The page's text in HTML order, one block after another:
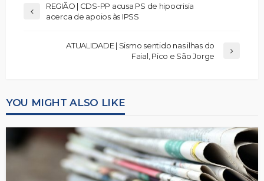
REGIÃO | CDS-PP acusa PS de hipocrisia
acerca de apoios às IPSS
ATUALIDADE | Sismo sentido nas ilhas do
Faial, Pico e São Jorge
YOU MIGHT ALSO LIKE